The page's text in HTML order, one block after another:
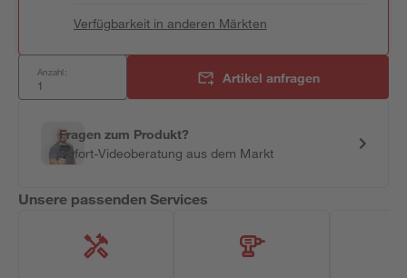
Verfügbarkeit in anderen Märkten
Anzahl: Artikel anfragen
Fragen zum Produkt?
Sofort-Videoberatung aus dem Markt
Unsere passenden Services